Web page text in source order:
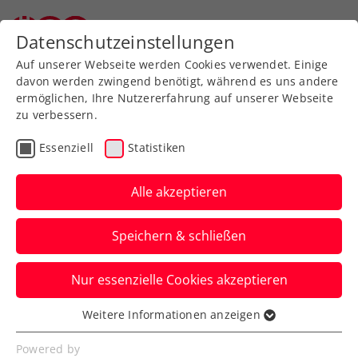
Zurück zur Newsübersicht
ATP
French Open: Misolic
verkauft sich auch gegen
Djokovic teuer
Österreichs Nummer zwei gelingt gegen
den serbischen Superstar im Endeffekt
dennoch kein Satzgewinn.
Verfasst von: Manuel Wachta, 31.05.2025
Datenschutzeinstellungen
Auf unserer Webseite werden Cookies verwendet. Einige
davon werden zwingend benötigt, während es uns andere
ermöglichen, Ihre Nutzererfahrung auf unserer Webseite
zu verbessern.
Essenziell Statistiken
Alle akzeptieren
Speichern & schließen
Nur essenzielle Cookies akzeptieren
Essenziell
Essenzielle Cookies werden für grundlegende
Weitere Informationen anzeigen
Powered by